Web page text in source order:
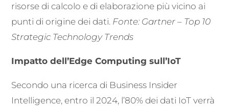
risorse di calcolo e di elaborazione più vicino ai
punti di origine dei dati. Fonte: Gartner – Top 10
Strategic Technology Trends
Impatto dell’Edge Computing sull’IoT
Secondo una ricerca di Business Insider
Intelligence, entro il 2024, l’80% dei dati IoT verrà